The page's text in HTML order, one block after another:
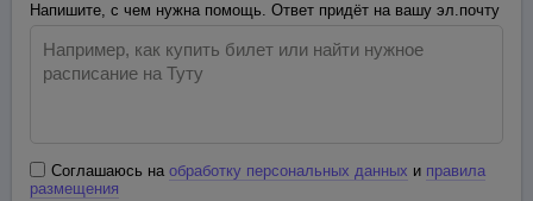
Напишите, с чем нужна помощь. Ответ придёт на вашу эл.почту
Соглашаюсь на обработку персональных данных и правила
размещения